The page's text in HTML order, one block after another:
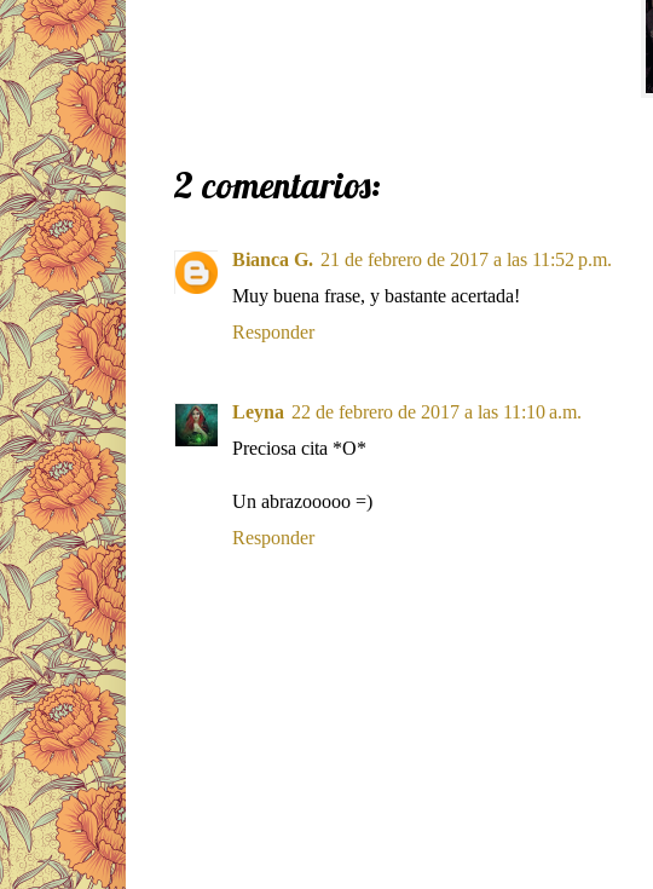
2 comentarios:
Bianca G. 21 de febrero de 2017 a las 11:52 p.m.
Muy buena frase, y bastante acertada!
Responder
Leyna 22 de febrero de 2017 a las 11:10 a.m.
Preciosa cita *O*
Un abrazooooo =)
Responder